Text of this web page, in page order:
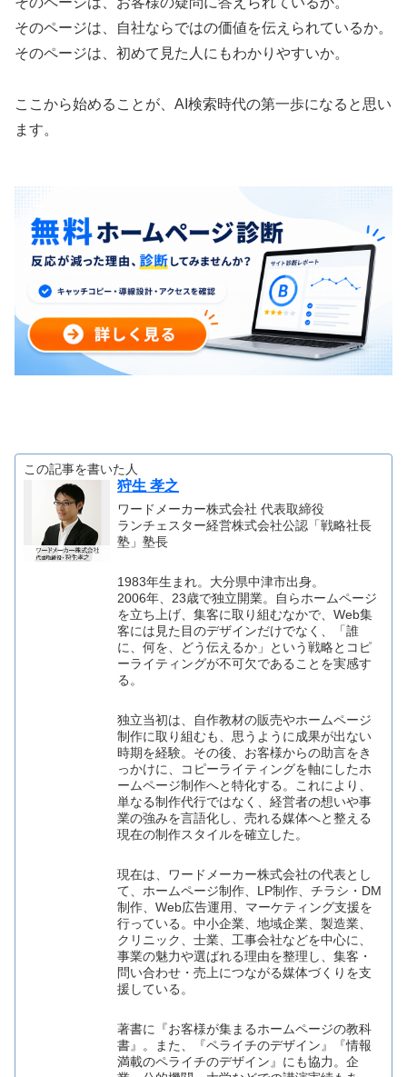
そのページは、自社ならではの価値を伝えられているか。
そのページは、初めて見た人にもわかりやすいか。
ここから始めることが、AI検索時代の第一歩になると思い
ます。
この記事を書いた人
狩生 孝之
ワードメーカー株式会社 代表取締役
ランチェスター経営株式会社公認「戦略社長
塾」塾長
1983年生まれ。大分県中津市出身。
2006年、23歳で独立開業。自らホームページ
を立ち上げ、集客に取り組むなかで、Web集
客には見た目のデザインだけでなく、「誰
に、何を、どう伝えるか」という戦略とコピ
ーライティングが不可欠であることを実感す
る。
独立当初は、自作教材の販売やホームページ
制作に取り組むも、思うように成果が出ない
時期を経験。その後、お客様からの助言をき
っかけに、コピーライティングを軸にしたホ
ームページ制作へと特化する。これにより、
単なる制作代行ではなく、経営者の想いや事
業の強みを言語化し、売れる媒体へと整える
現在の制作スタイルを確立した。
現在は、ワードメーカー株式会社の代表とし
て、ホームページ制作、LP制作、チラシ・DM
制作、Web広告運用、マーケティング支援を
行っている。中小企業、地域企業、製造業、
クリニック、士業、工事会社などを中心に、
事業の魅力や選ばれる理由を整理し、集客・
問い合わせ・売上につながる媒体づくりを支
援している。
著書に『お客様が集まるホームページの教科
書』。また、『ペライチのデザイン』『情報
満載のペライチのデザイン』にも協力。企